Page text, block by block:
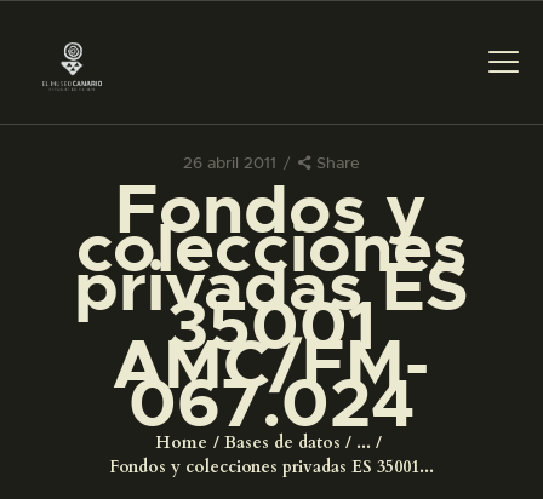
26 abril 2011 Share
Fondos y
colecciones
privadas ES
35001
AMC/FM-
067.024
Home Bases de datos
...
Fondos y colecciones privadas ES 35001...
PREPARAR LA VISITA
ACTIVIDADES
█
EL MUSEO